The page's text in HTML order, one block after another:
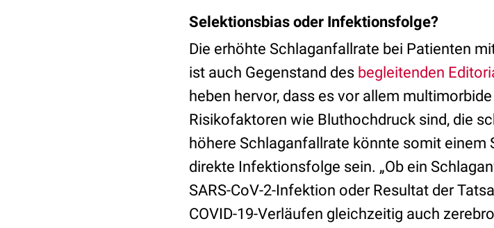
Selektionsbias oder Infektionsfolge?
Die erhöhte Schlaganfallrate bei Patienten
ist auch Gegenstand des begleitenden
heben hervor, dass es vor allem
Risikofaktoren wie Bluthochdruck sind, die
höhere Schlaganfallrate könnte somit einem
direkte Infektionsfolge sein. „Ob ein
SARS-CoV-2-Infektion oder Resultat der
COVID-19-Verläufen gleichzeitig auch